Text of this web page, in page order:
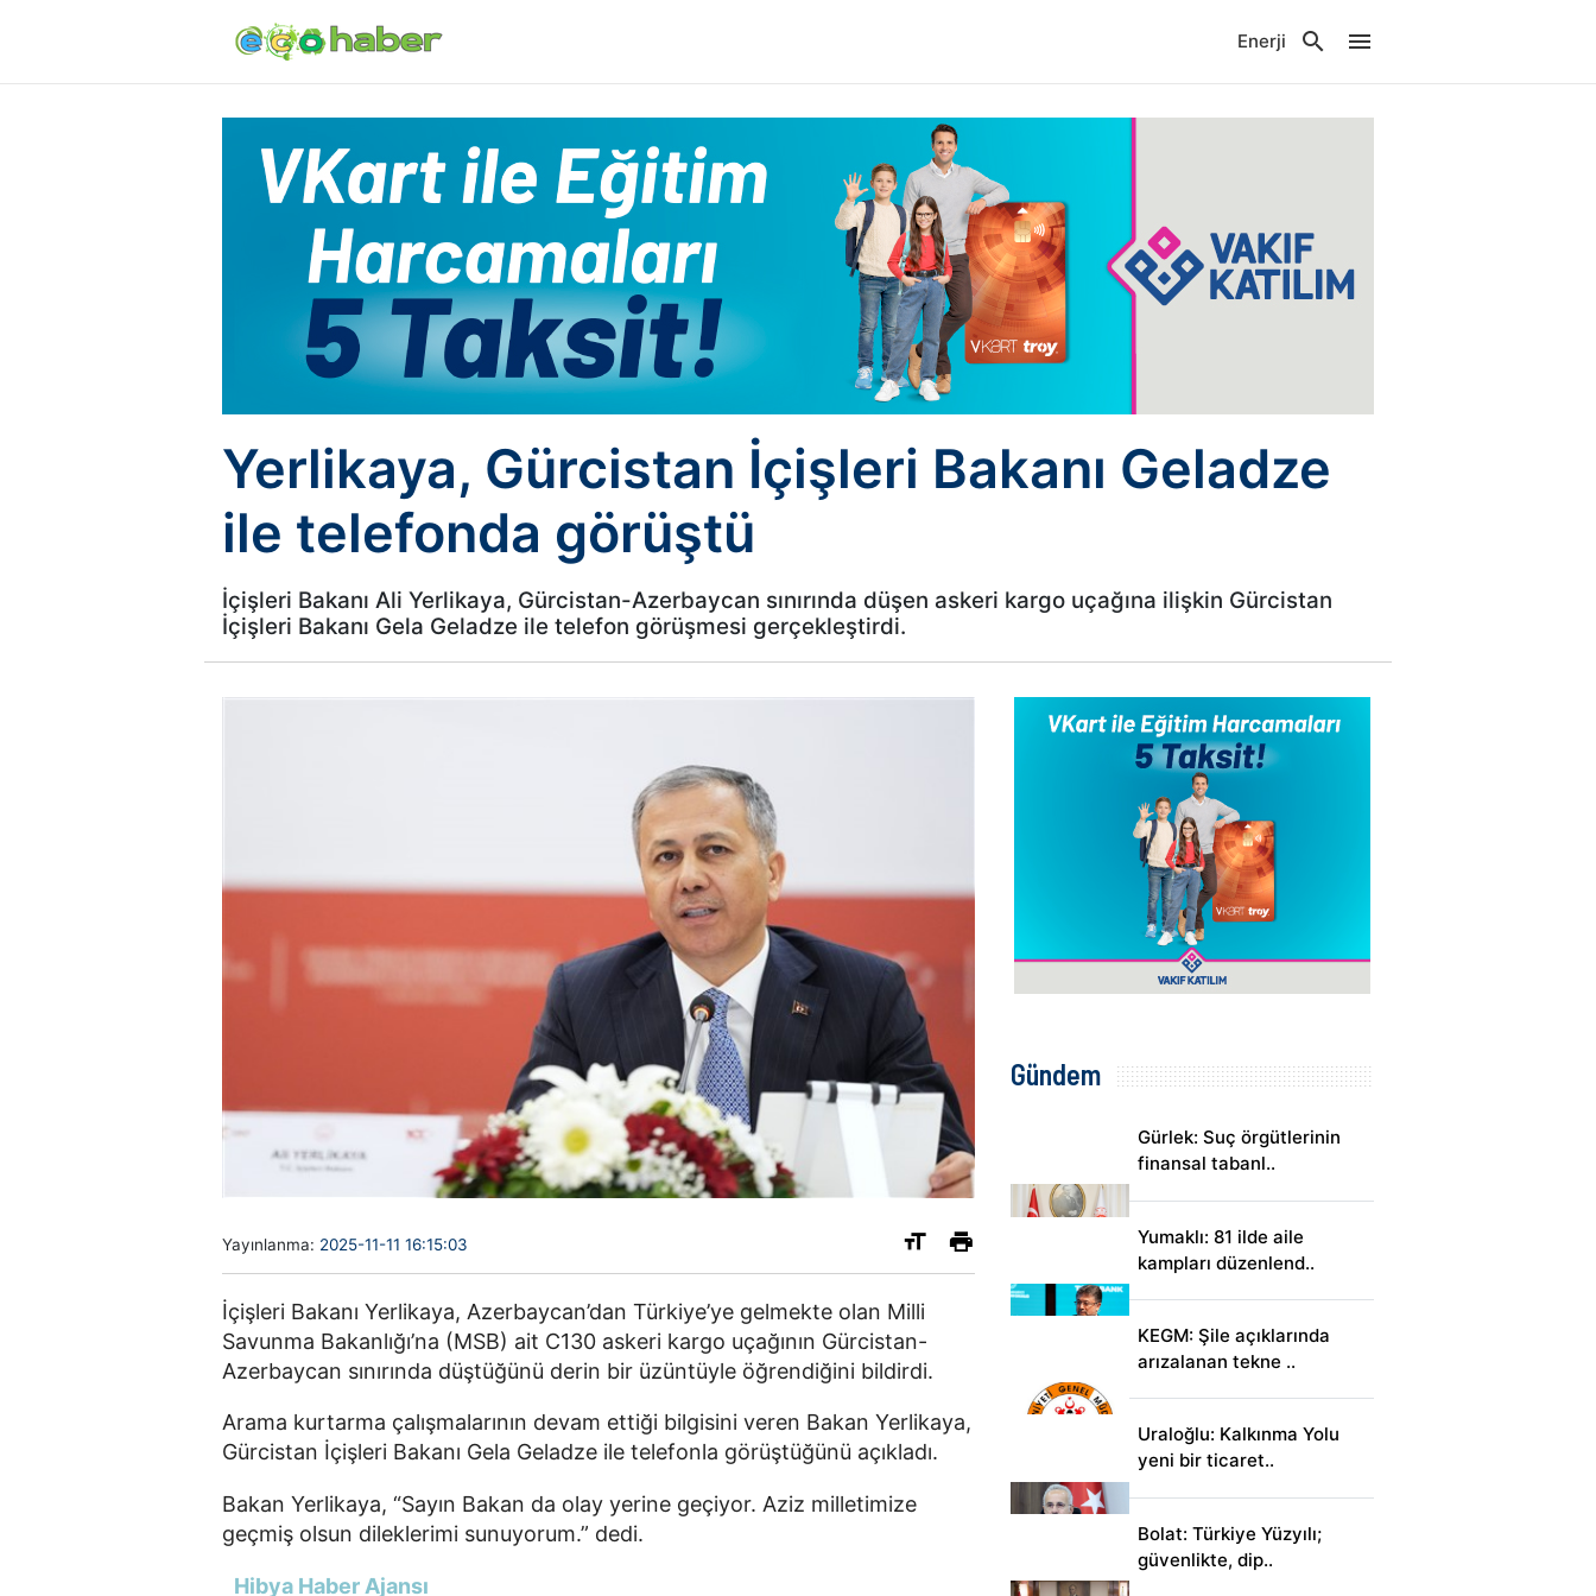
Enerji
Yerlikaya, Gürcistan İçişleri Bakanı Geladze
ile telefonda görüştü
İçişleri Bakanı Ali Yerlikaya, Gürcistan-Azerbaycan sınırında düşen askeri kargo uçağına ilişkin Gürcistan
İçişleri Bakanı Gela Geladze ile telefon görüşmesi gerçekleştirdi.
Yayınlanma: 2025-11-11 16:15:03
İçişleri Bakanı Yerlikaya, Azerbaycan’dan Türkiye’ye gelmekte olan Milli
Savunma Bakanlığı’na (MSB) ait C130 askeri kargo uçağının Gürcistan-
Azerbaycan sınırında düştüğünü derin bir üzüntüyle öğrendiğini bildirdi.
Arama kurtarma çalışmalarının devam ettiği bilgisini veren Bakan Yerlikaya,
Gürcistan İçişleri Bakanı Gela Geladze ile telefonla görüştüğünü açıkladı.
Bakan Yerlikaya, “Sayın Bakan da olay yerine geçiyor. Aziz milletimize
geçmiş olsun dileklerimi sunuyorum.” dedi.
Hibya Haber Ajansı
Gündem
Gürlek: Suç örgütlerinin
finansal tabanl..
Yumaklı: 81 ilde aile
kampları düzenlend..
KEGM: Şile açıklarında
arızalanan tekne ..
Uraloğlu: Kalkınma Yolu
yeni bir ticaret..
Bolat: Türkiye Yüzyılı;
güvenlikte, dip..